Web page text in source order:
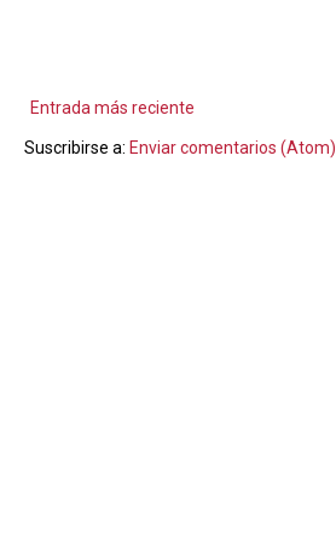
Entrada más reciente
Suscribirse a: Enviar comentarios (Atom)